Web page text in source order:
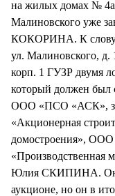
на жилых домах №
Малиновского уже
КОКОРИНА. К слову,
ул. Малиновского, д.
корп. 1 ГУЗР двумя
который должен был
ООО «ПСО «АСК»,
«Акционерная
домостроения»,
«Производственная
Юлия СКИПИНА.
аукционе, но он в